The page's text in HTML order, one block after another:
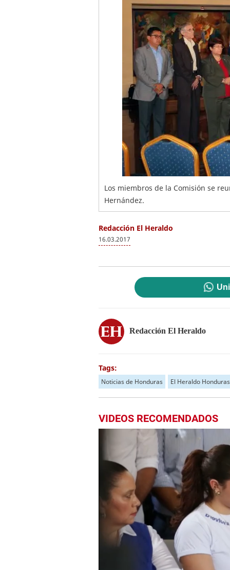
Los miembros de la Comisión se
Hernández.
Redacción El Heraldo
16.03.2017
Redacción El Heraldo
Tags:
Noticias de Honduras El Heraldo Honduras
VIDEOS RECOMENDADOS